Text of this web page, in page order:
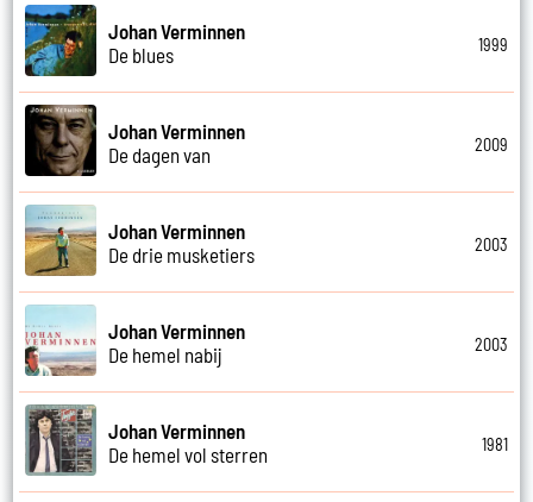
Johan Verminnen
De blues
1999
Johan Verminnen
De dagen van
2009
Johan Verminnen
De drie musketiers
2003
Johan Verminnen
De hemel nabij
2003
Johan Verminnen
De hemel vol sterren
1981